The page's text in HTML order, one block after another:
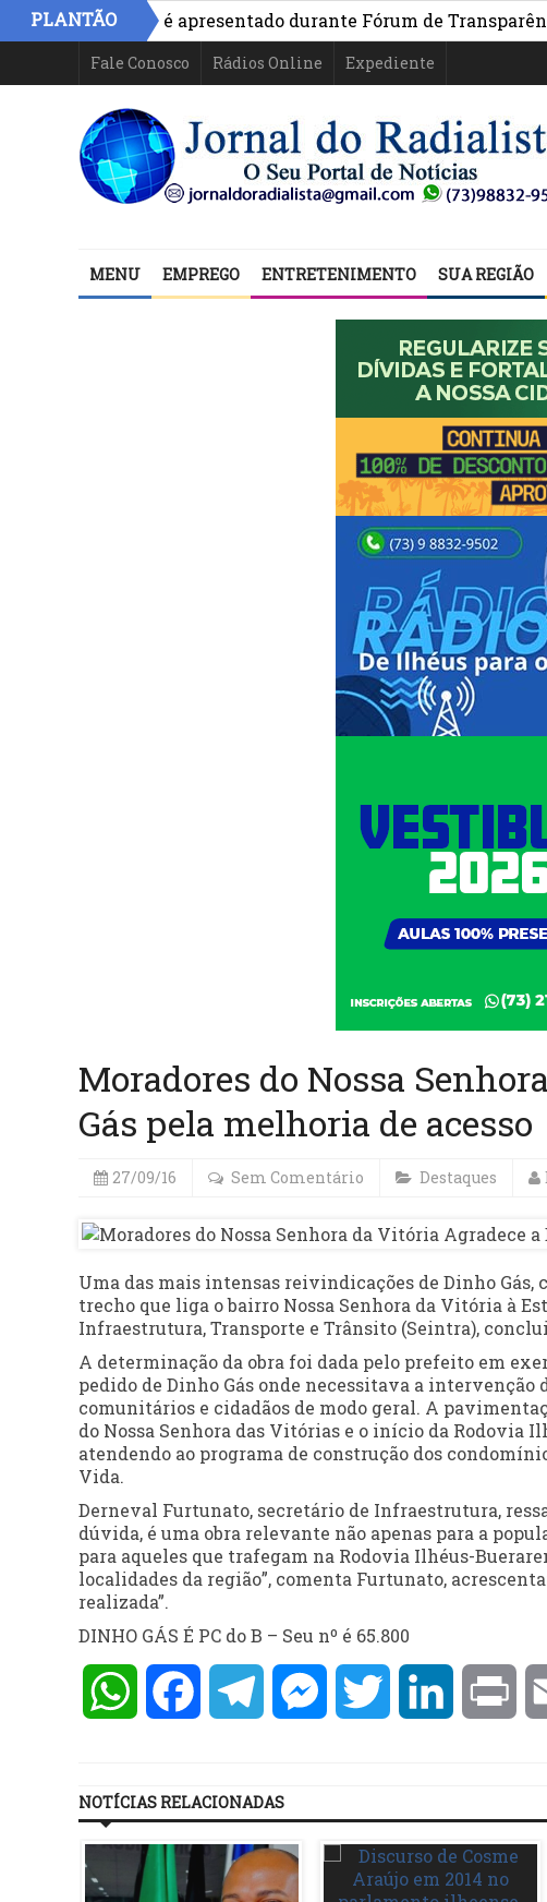
PLANTÃO
na Bahia é apresentado durante Fórum de Transparência
Fale Conosco Rádios Online Expediente
MENU EMPREGO ENTRETENIMENTO SUA REGIÃO
Moradores do Nossa
Gás pela melhoria de acesso
27/09/16 Sem Comentário Destaques
Uma das mais intensas reivindicações de Dinho
trecho que liga o bairro Nossa Senhora da Vitória à
Infraestrutura, Transporte e Trânsito (Seintra),
A determinação da obra foi dada pelo prefeito em
pedido de Dinho Gás onde necessitava a
comunitários e cidadãos de modo geral. A
do Nossa Senhora das Vitórias e o início da Rodovia
atendendo ao programa de construção dos
Vida.
Derneval Furtunato, secretário de Infraestrutura,
dúvida, é uma obra relevante não apenas para a
para aqueles que trafegam na Rodovia Ilhéus-
localidades da região”, comenta Furtunato,
realizada”.
DINHO GÁS É PC do B – Seu nº é 65.800
WhatsAppFacebookTelegramMessengerTwitter LinkedIn
NOTÍCIAS RELACIONADAS